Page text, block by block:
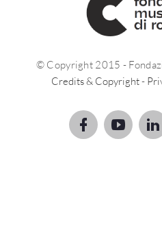
© Copyright 2015 -
Credits & Copyright-